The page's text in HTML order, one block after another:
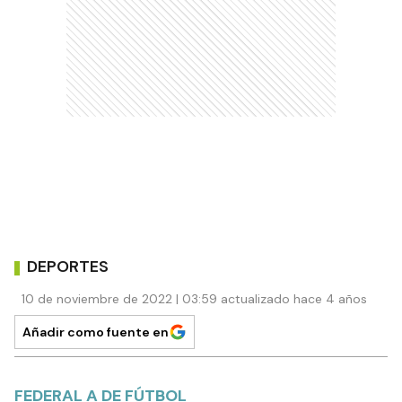
DEPORTES
10 de noviembre de 2022 | 03:59 actualizado hace 4 años
Añadir como fuente en
FEDERAL A DE FÚTBOL